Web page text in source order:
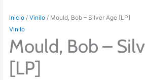
Inicio /Vinilo / Mould, Bob – Silver Age [LP]
Vinilo
Mould, Bob –
[LP]